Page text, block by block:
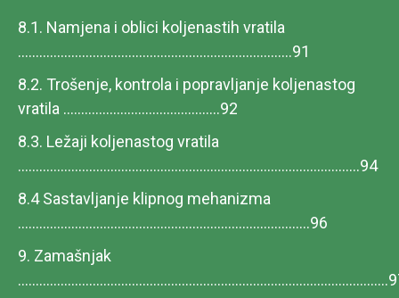
8.1. Namjena i oblici koljenastih vratila
.............................................................................91
8.2. Trošenje, kontrola i popravljanje koljenastog
vratila ............................................92
8.3. Ležaji koljenastog vratila
................................................................................................94
8.4 Sastavljanje klipnog mehanizma
..................................................................................96
9. Zamašnjak